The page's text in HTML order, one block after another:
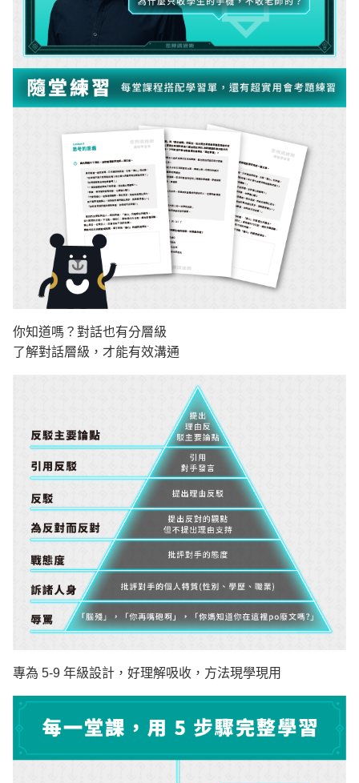
你知道嗎？對話也有分層級
了解對話層級，才能有效溝通
專為 5-9 年級設計，好理解吸收，方法現學現用